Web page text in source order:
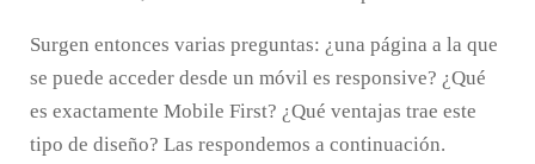
Surgen entonces varias preguntas: ¿una página a la que
se puede acceder desde un móvil es responsive? ¿Qué
es exactamente Mobile First? ¿Qué ventajas trae este
tipo de diseño? Las respondemos a continuación.